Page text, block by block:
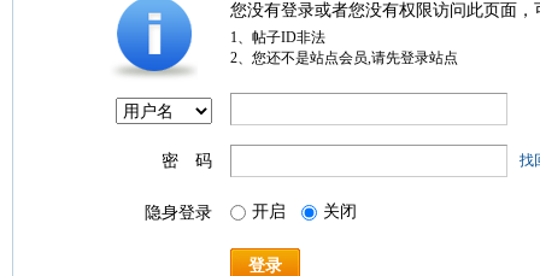
您没有登录或者您没有权限访问此页面
1、帖子ID非法
2、您还不是站点会员,请先登录站点
密 码 找
隐身登录 开启 关闭
登录